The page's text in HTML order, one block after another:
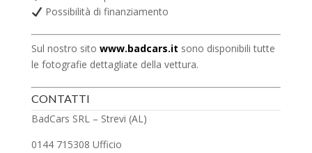
Possibilità di finanziamento
Sul nostro sito www.badcars.it sono disponibili tutte
le fotografie dettagliate della vettura.
CONTATTI
BadCars SRL – Strevi (AL)
0144 715308 Ufficio